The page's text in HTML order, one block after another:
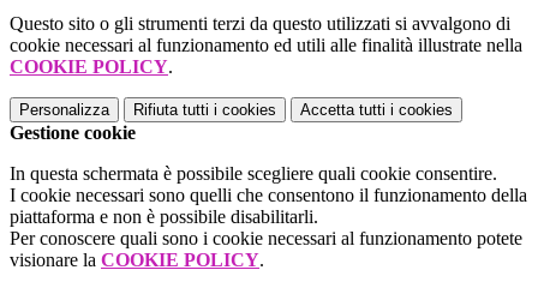
Questo sito o gli strumenti terzi da questo utilizzati si avvalgono di
cookie necessari al funzionamento ed utili alle finalità illustrate nella
COOKIE POLICY.
Personalizza Rifiuta tutti i cookies Accetta tutti i cookies
Gestione cookie
In questa schermata è possibile scegliere quali cookie consentire.
I cookie necessari sono quelli che consentono il funzionamento della
piattaforma e non è possibile disabilitarli.
Per conoscere quali sono i cookie necessari al funzionamento potete
visionare la COOKIE POLICY.